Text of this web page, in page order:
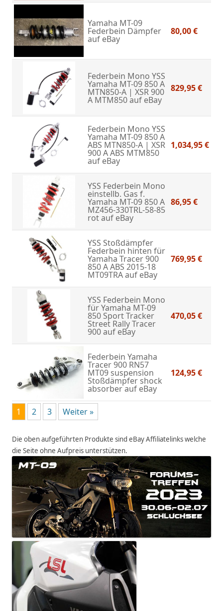
Yamaha MT-09
Federbein Dämpfer
auf eBay
80,00 €
Federbein Mono YSS
Yamaha MT-09 850 A
MTN850-A | XSR 900
A MTM850auf eBay
829,95 €
Federbein Mono YSS
Yamaha MT-09 850 A
ABS MTN850-A | XSR
900 A ABS MTM850
auf eBay
1,034,95 €
YSS Federbein Mono
einstellb. Gas f.
Yamaha MT-09 850 A
MZ456-330TRL-58-85
rotauf eBay
86,95 €
YSS Stoßdämpfer
Federbein hinten für
Yamaha Tracer 900
850 A ABS 2015-18
MT09TRAauf eBay
769,95 €
YSS Federbein Mono
für Yamaha MT-09
850 Sport Tracker
Street Rally Tracer
900auf eBay
470,05 €
Federbein Yamaha
Tracer 900 RN57
MT09 suspension
Stoßdämpfer shock
absorberauf eBay
124,95 €
1 2 3 Weiter »
Die oben aufgeführten Produkte sind eBay Affiliatelinks welche
die Seite ohne Aufpreis unterstützen.